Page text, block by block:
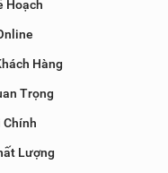
Hoạch
Hàng
Trọng
Chính
Lượng